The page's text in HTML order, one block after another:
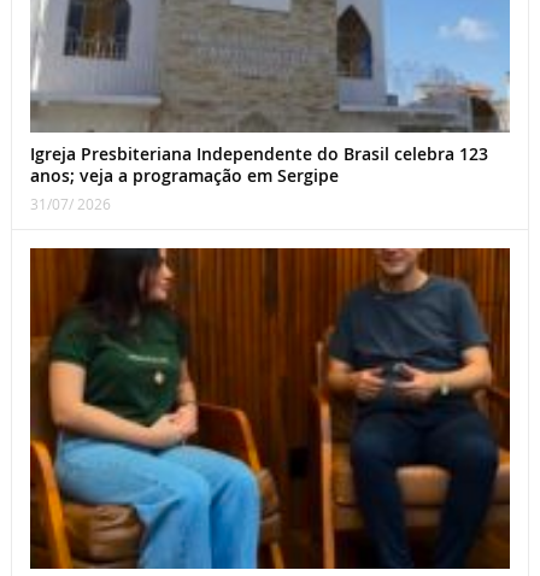
Igreja Presbiteriana Independente do Brasil celebra 123
anos; veja a programação em Sergipe
31/07/ 2026